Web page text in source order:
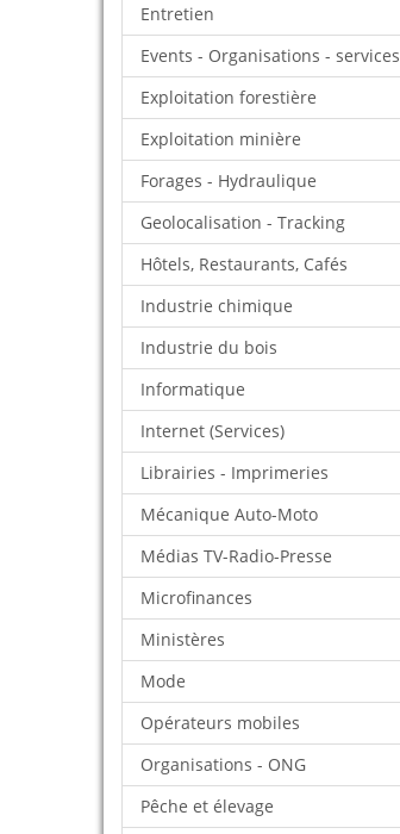
Entretien
Events - Organisations - services
Exploitation forestière
Exploitation minière
Forages - Hydraulique
Geolocalisation - Tracking
Hôtels, Restaurants, Cafés
Industrie chimique
Industrie du bois
Informatique
Internet (Services)
Librairies - Imprimeries
Mécanique Auto-Moto
Médias TV-Radio-Presse
Microfinances
Ministères
Mode
Opérateurs mobiles
Organisations - ONG
Pêche et élevage